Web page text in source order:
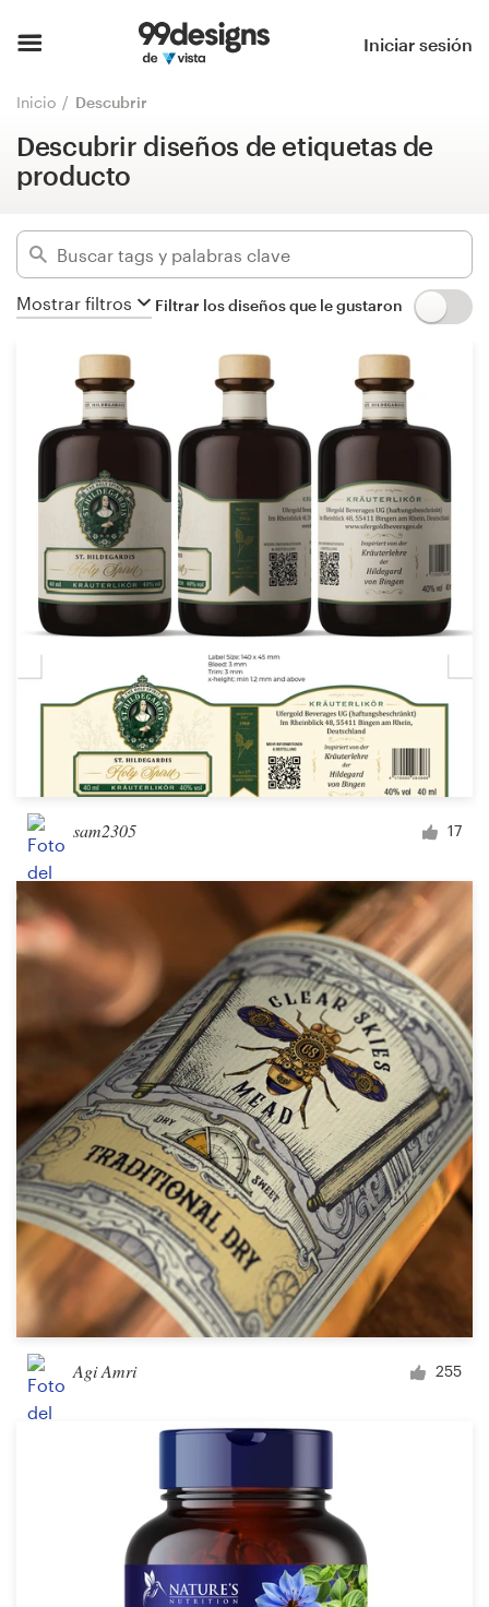
Iniciar sesión
Inicio Descubrir
Descubrir diseños de etiquetas de
producto
Mostrar filtros Filtrar los diseños que le gustaron
sam2305 17
Agi Amri 255
Explorar categorías
Cómo es
Inspiración
99designs Pro
Servicios
Concursos de diseño
Proyectos 1-1
Encontrar un diseñador
Descubra la inspiración
99designs Studio
99designs Pro
Obtenga
un
diseño
Diseño de logotipo
Tarjeta de presentación
Diseño de páginas web
Guía de la marca
Explorar todas las categorías
Soporte
+1 877 513 9415
Centro de ayuda
Descubrir diseños de etiquetas de
producto
etiqueta de producto
Categorías
Industrias
Borrar filtros